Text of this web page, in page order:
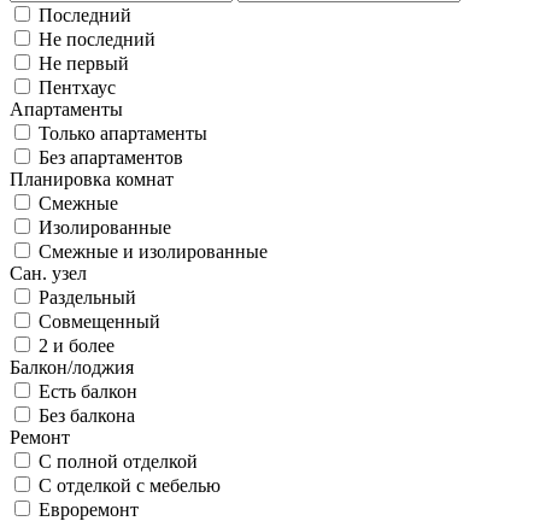
Последний
Не последний
Не первый
Пентхаус
Апартаменты
Только апартаменты
Без апартаментов
Планировка комнат
Смежные
Изолированные
Смежные и изолированные
Сан. узел
Раздельный
Совмещенный
2 и более
Балкон/лоджия
Есть балкон
Без балкона
Ремонт
С полной отделкой
С отделкой с мебелью
Евроремонт